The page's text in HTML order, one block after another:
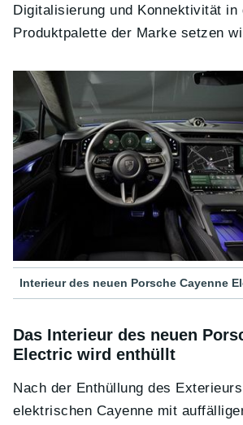
Digitalisierung und Konnektivität in
Produktpalette der Marke setzen
Interieur des neuen Porsche Cayenne
Das Interieur des neuen
Electric wird enthüllt
Nach der Enthüllung des
elektrischen Cayenne mit